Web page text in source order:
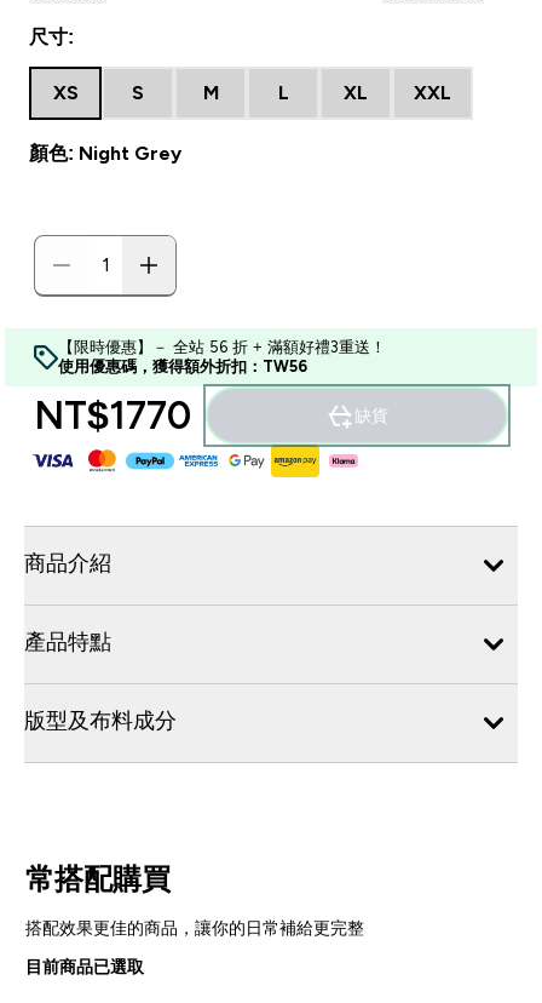
尺寸:
XS S M L XL XXL
顏色: Night Grey
【限時優惠】－ 全站 56 折 + 滿額好禮3重送！
使用優惠碼，獲得額外折扣：TW56
NT$1770‎ 缺貨
商品介紹
產品特點
版型及布料成分
常搭配購買
搭配效果更佳的商品，讓你的日常補給更完整
目前商品已選取